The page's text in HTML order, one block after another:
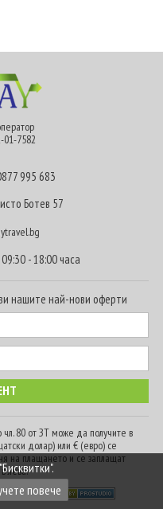
01-7582
995 683
Ботев 57
- 18:00 часа
нашите най-нови оферти
80 от ЗТ може да получите в
долар) или € (евро) се
на плащането и се заплащат
лева.
повече